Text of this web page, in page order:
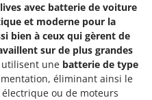
avec batterie de voiture
et moderne pour la
bien à ceux qui gèrent de
sur de plus grandes
utilisent une batterie de type
éliminant ainsi le
ou de moteurs